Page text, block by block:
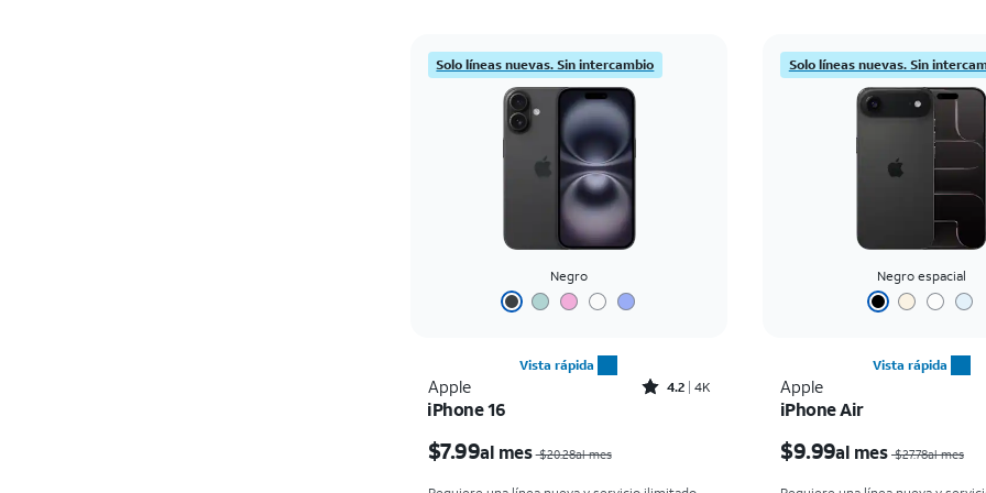
Solo líneas nuevas. Sin intercambio
Negro
Vista rápida
Apple Rated4.2out of 5 stars with4097reviews
4.2 4K
iPhone 16
$7.99al mes$20.28al mes
Solo líneas nuevas. Sin
Negro espacial
Vista rápida
Apple
iPhone Air
$9.99al mes $27.78al mes